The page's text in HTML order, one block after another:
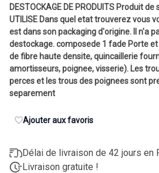
DESTOCKAGE DE PRODUITS Produit
UTILISE Dans quel etat trouverez vous
est dans son packaging d'origine. Il n'a
destockage. composede 1 fade Porte et
de fibre haute densite, quincaillerie
amortisseurs, poignee, visserie). Les
perces et les trous des poignees sont
separement
Ajouter aux favoris
Délai de livraison de 42 jours en
Livraison gratuite !